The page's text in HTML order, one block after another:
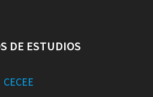
DE ESTUDIOS
CECEE